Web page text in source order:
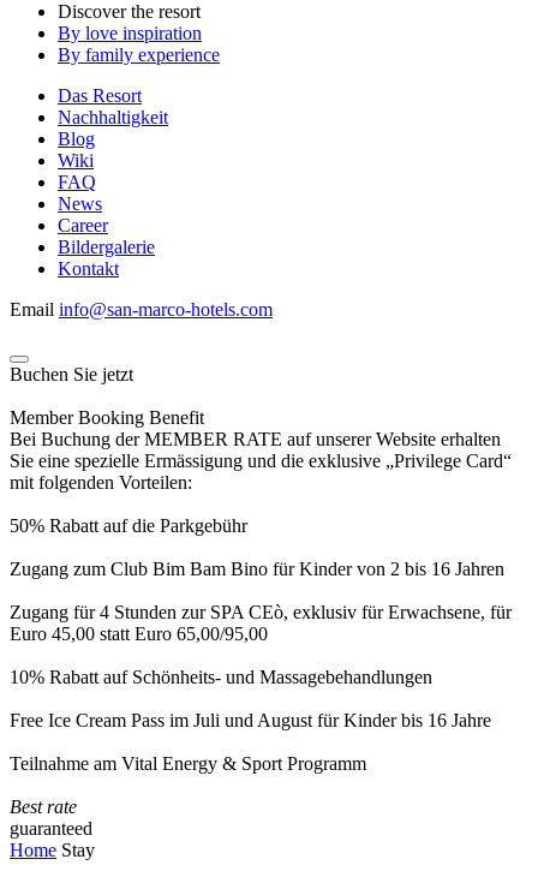
Discover the resort
By love inspiration
By family experience
Das Resort
Nachhaltigkeit
Blog
Wiki
FAQ
News
Career
Bildergalerie
Kontakt
Email info@san-marco-hotels.com
Buchen Sie jetzt
Member Booking Benefit
Bei Buchung der MEMBER RATE auf unserer Website erhalten
Sie eine spezielle Ermässigung und die exklusive „Privilege Card“
mit folgenden Vorteilen:
50% Rabatt auf die Parkgebühr
Zugang zum Club Bim Bam Bino für Kinder von 2 bis 16 Jahren
Zugang für 4 Stunden zur SPA CEò, exklusiv für Erwachsene, für
Euro 45,00 statt Euro 65,00/95,00
10% Rabatt auf Schönheits- und Massagebehandlungen
Free Ice Cream Pass im Juli und August für Kinder bis 16 Jahre
Teilnahme am Vital Energy & Sport Programm
Best rate
guaranteed
Home Stay